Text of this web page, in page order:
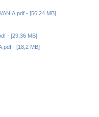
- [56,24 MB]
- [29,36 MB]
- [18,2 MB]